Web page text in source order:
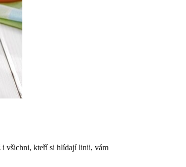
i všichni, kteří si hlídají linii, vám